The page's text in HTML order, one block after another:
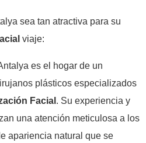
sea tan atractiva para su
viaje:
es el hogar de un
plásticos especializados
Facial . Su experiencia y
una atención meticulosa a los
apariencia natural que se